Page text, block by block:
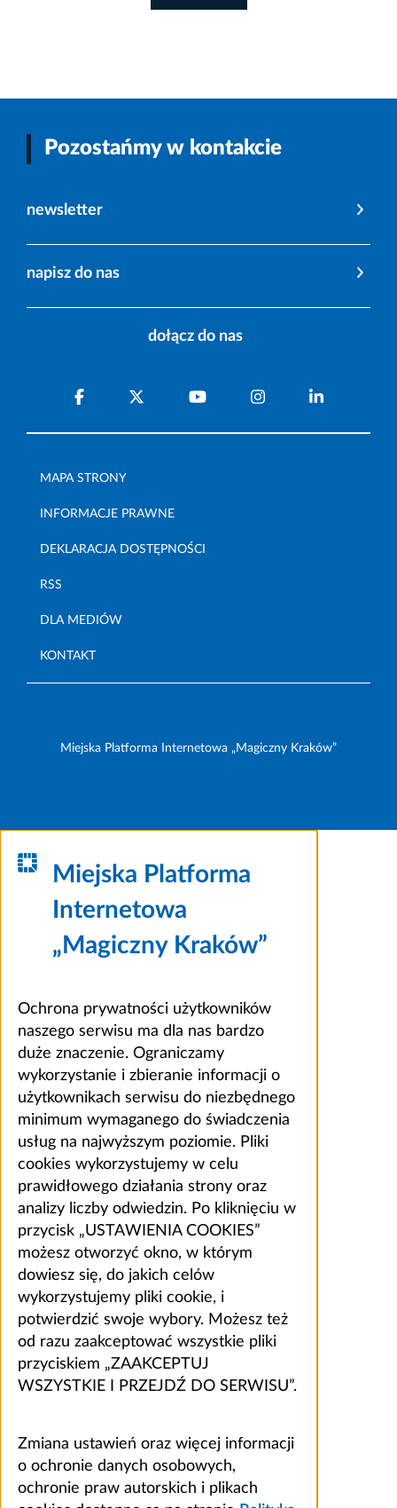
Pozostańmy w kontakcie
newsletter
napisz do nas
dołącz do nas
MAPA STRONY
INFORMACJE PRAWNE
DEKLARACJA DOSTĘPNOŚCI
RSS
DLA MEDIÓW
KONTAKT
Miejska Platforma Internetowa „Magiczny Kraków”
Miejska Platforma
Internetowa
„Magiczny Kraków”
Ochrona prywatności użytkowników
naszego serwisu ma dla nas bardzo
duże znaczenie. Ograniczamy
wykorzystanie i zbieranie informacji o
użytkownikach serwisu do niezbędnego
minimum wymaganego do świadczenia
usług na najwyższym poziomie. Pliki
cookies wykorzystujemy w celu
prawidłowego działania strony oraz
analizy liczby odwiedzin. Po kliknięciu w
przycisk „USTAWIENIA COOKIES”
możesz otworzyć okno, w którym
dowiesz się, do jakich celów
wykorzystujemy pliki cookie, i
potwierdzić swoje wybory. Możesz też
od razu zaakceptować wszystkie pliki
przyciskiem „ZAAKCEPTUJ
WSZYSTKIE I PRZEJDŹ DO SERWISU”.
Zmiana ustawień oraz więcej informacji
o ochronie danych osobowych,
ochronie praw autorskich i plikach